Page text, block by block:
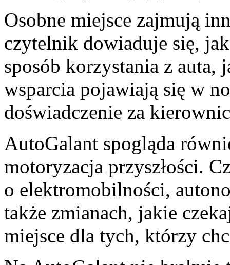
Osobne miejsce zajmują
czytelnik dowiaduje się,
sposób korzystania z auta,
wsparcia pojawiają się w
doświadczenie za
AutoGalant spogląda
motoryzacja przyszłości.
o elektromobilności,
także zmianach, jakie
miejsce dla tych, którzy